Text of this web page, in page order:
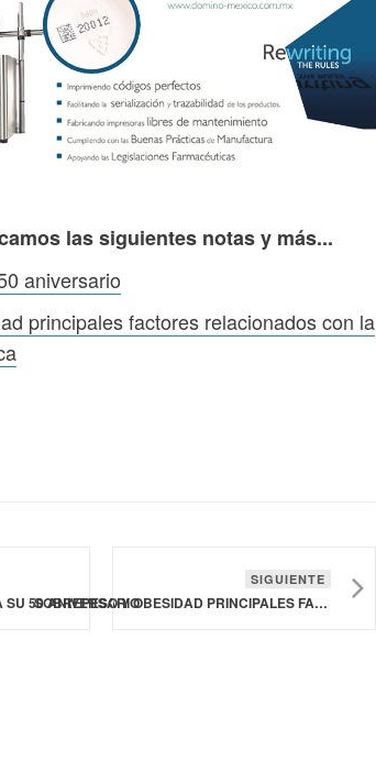
las siguientes notas y más...
aniversario
principales factores relacionados con la
SU 50 ANIVERSARIO
SIGUIENTE
SOBREPESO Y OBESIDAD PRINCIPALES FACTORES RELACIONADOS CON LA DISFUNCIÓN METABÓLICA